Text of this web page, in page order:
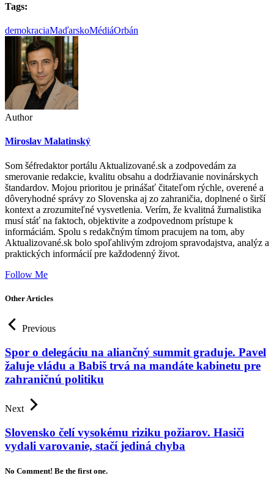
Tags:
demokraciaMaďarskoMédiáOrbán
Author
Miroslav Malatinský
Som šéfredaktor portálu Aktualizované.sk a zodpovedám za
smerovanie redakcie, kvalitu obsahu a dodržiavanie novinárskych
štandardov. Mojou prioritou je prinášať čitateľom rýchle, overené a
dôveryhodné správy zo Slovenska aj zo zahraničia, doplnené o širší
kontext a zrozumiteľné vysvetlenia. Verím, že kvalitná žurnalistika
musí stáť na faktoch, objektivite a zodpovednom prístupe k
informáciám. Spolu s redakčným tímom pracujem na tom, aby
Aktualizované.sk bolo spoľahlivým zdrojom spravodajstva, analýz a
praktických informácií pre každodenný život.
Follow Me
Other Articles
Previous
Spor o delegáciu na aliančný summit graduje. Pavel
žaluje vládu a Babiš trvá na mandáte kabinetu pre
zahraničnú politiku
Next
Slovensko čelí vysokému riziku požiarov. Hasiči
vydali varovanie, stačí jediná chyba
No Comment! Be the first one.